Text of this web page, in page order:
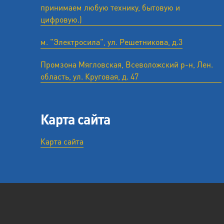
принимаем любую технику, бытовую и
цифровую.)
м. "Электросила", ул. Решетникова, д.3
Промзона Мягловская, Всеволожский р-н, Лен.
область, ул. ​Круговая, д. 47
Карта сайта
Карта сайта